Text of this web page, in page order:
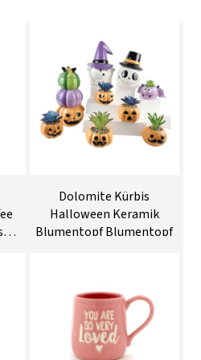
Dolomite Kürbis
Halloween Keramik
Blumentopf Blumentopf